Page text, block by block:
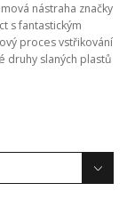
nástraha značky
s fantastickým
proces vstřikování
druhy slaných plastů